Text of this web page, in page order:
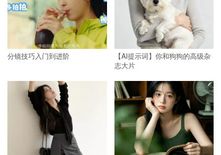
分镜技巧入门到进阶
【AI提示词】你和狗狗的高级杂
志大片